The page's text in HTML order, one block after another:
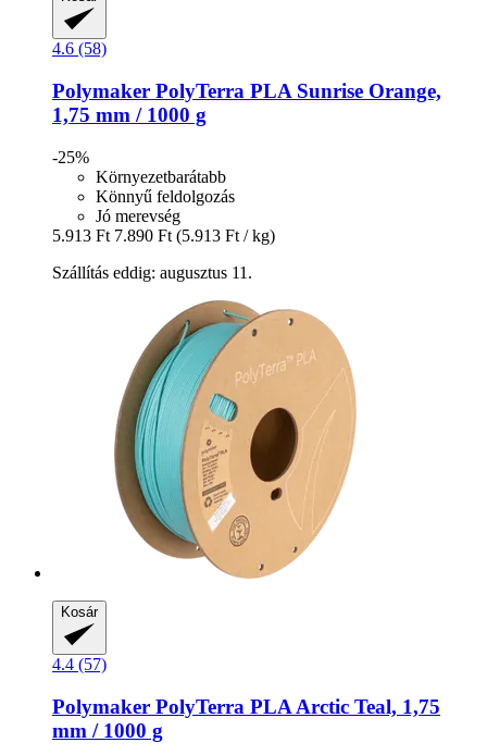
4.6 (58)
Polymaker PolyTerra PLA Sunrise Orange,
1,75 mm / 1000 g
-25%
Környezetbarátabb
Könnyű feldolgozás
Jó merevség
5.913 Ft 7.890 Ft (5.913 Ft / kg)
Szállítás eddig: augusztus 11.
Kosár
4.4 (57)
Polymaker PolyTerra PLA Arctic Teal, 1,75
mm / 1000 g